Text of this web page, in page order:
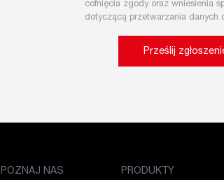
cofnięcia zgody oraz wniesienia
dotyczącą przetwarzania danych
Prześlij
POZNAJ NAS PRODUKTY